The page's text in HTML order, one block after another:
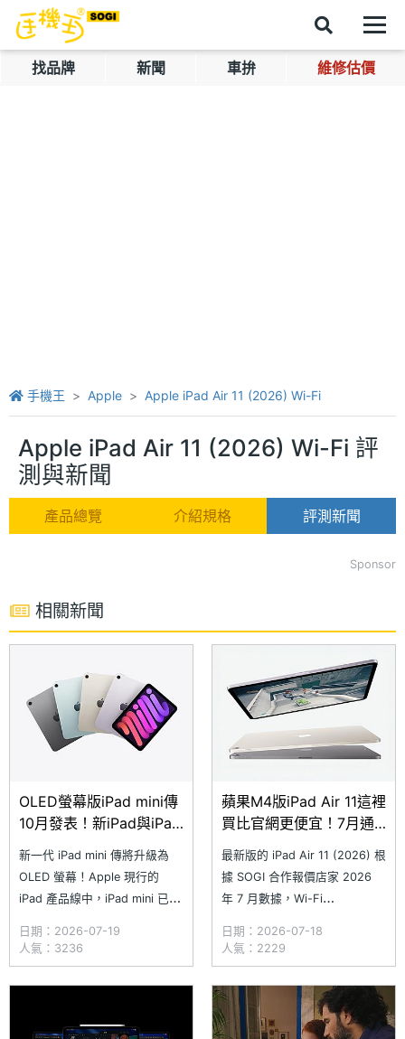
找品牌 新聞 車拚 維修估價
手機王 Apple Apple iPad Air 11 (2026) Wi-Fi
Apple iPad Air 11 (2026) Wi-Fi 評
測與新聞
產品總覽 介紹規格 評測新聞
Sponsor
相關新聞
OLED螢幕版iPad mini傳
10月發表！新iPad與iPad
Air最快2027亮相
新一代 iPad mini 傳將升級為
OLED 螢幕！Apple 現行的
iPad 產品線中，iPad mini 已經
者 Mark Gurman 近日表示，新
一代 iPad mini 預計最快將於
10 月亮相，第 8 代機型最大升
螢幕
日期：2026-07-19
人氣：3236
蘋果M4版iPad Air 11這裡
買比官網更便宜！7月通
路最新價格一次看
最新版的 iPad Air 11 (2026) 根
據 SOGI 合作報價店家 2026
年 7 月數據，Wi-Fi
22,390 元，比原價便宜 2,510
元；5G (12GB/128GB) 版本最
低價格則是 26,790 元，比原價
省下 3,110 元。本
日期：2026-07-18
人氣：2229